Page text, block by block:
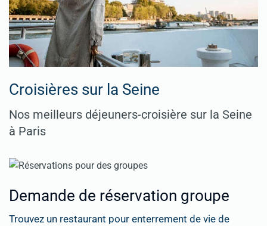
Croisières sur la Seine
Nos meilleurs déjeuners-croisière sur la Seine
à Paris
Demande de réservation groupe
Trouvez un restaurant pour enterrement de vie de